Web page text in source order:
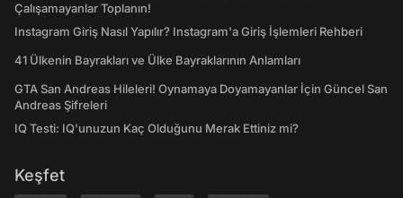
Çalışamayanlar Toplanın!
Instagram Giriş Nasıl Yapılır? Instagram'a Giriş İşlemleri Rehberi
41 Ülkenin Bayrakları ve Ülke Bayraklarının Anlamları
GTA San Andreas Hileleri! Oynamaya Doyamayanlar İçin Güncel San
Andreas Şifreleri
IQ Testi: IQ'unuzun Kaç Olduğunu Merak Ettiniz mi?
Keşfet